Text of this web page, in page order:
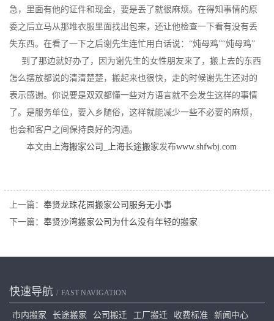
急，里面有他的证件和现金，要是丢了就很麻烦。在得知事情的原
委之后立马从那堆衣服里面找出包来，还让他检查一下看有没有丢
失东西。在看了一下之后谢先生连忙用白话说：“炖母鸡”“炖母鸡”
到了那边就好办了，因为谢先生的女性朋友来了，搬上去的东西
怎么摆放都说的清清楚楚，搬起来也很快，走的时候谢先生还对的
表示感谢。你说要是双双都懂一些对方语言就不会发生这样的事情
了。是服务单位，要入乡随俗，这样就能减少一些不必要的麻烦，
也会和客户之间保持良好的沟通。
本文由 上海搬家公司 上海长途搬家发布www.shfwbj.com
上一篇： 奉贤龙珠花园搬家公司服务无小事
下一篇： 奉贤沙湾搬家公司为什么没有年轻的搬家
快速导航 FAST NAVIGATION
市内搬家 长途搬家 公司搬迁 工厂搬迁 收费标准 新闻中心